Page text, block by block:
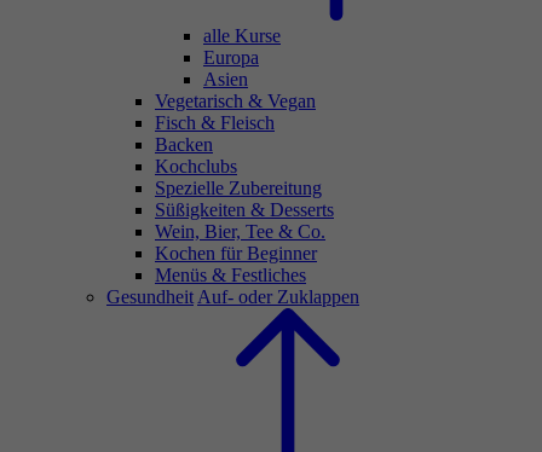
alle Kurse
Europa
Asien
Vegetarisch & Vegan
Fisch & Fleisch
Backen
Kochclubs
Spezielle Zubereitung
Süßigkeiten & Desserts
Wein, Bier, Tee & Co.
Kochen für Beginner
Menüs & Festliches
Gesundheit Auf- oder Zuklappen